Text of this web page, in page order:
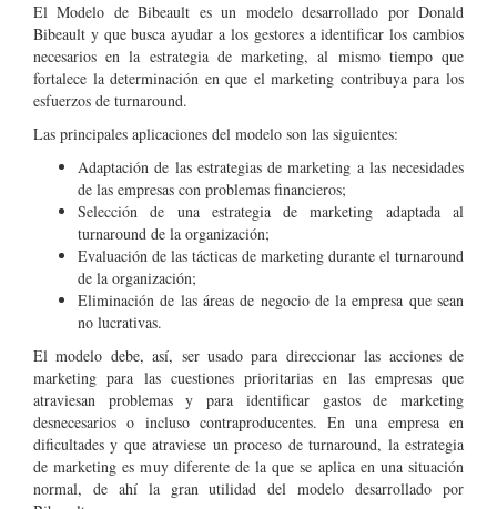
El Modelo de Bibeault es un modelo desarrollado por Donald
Bibeault y que busca ayudar a los gestores a identificar los cambios
necesarios en la estrategia de marketing, al mismo tiempo que
fortalece la determinación en que el marketing contribuya para los
esfuerzos de turnaround.
Las principales aplicaciones del modelo son las siguientes:
Adaptación de las estrategias de marketing a las necesidades
de las empresas con problemas financieros;
Selección de una estrategia de marketing adaptada al
turnaround de la organización;
Evaluación de las tácticas de marketing durante el turnaround
de la organización;
Eliminación de las áreas de negocio de la empresa que sean
no lucrativas.
El modelo debe, así, ser usado para direccionar las acciones de
marketing para las cuestiones prioritarias en las empresas que
atraviesan problemas y para identificar gastos de marketing
desnecesarios o incluso contraproducentes. En una empresa en
dificultades y que atraviese un proceso de turnaround, la estrategia
de marketing es muy diferente de la que se aplica en una situación
normal, de ahí la gran utilidad del modelo desarrollado por